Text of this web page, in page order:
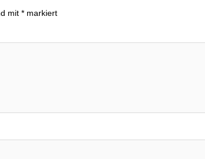
mit * markiert